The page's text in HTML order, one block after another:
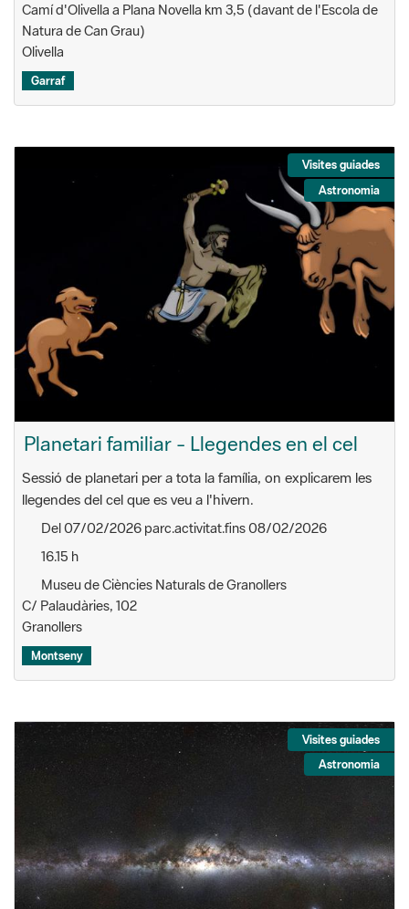
Camí d'Olivella a Plana Novella km 3,5 (davant de l'Escola de
Natura de Can Grau)
Olivella
Garraf
Visites guiades
Astronomia
Planetari familiar - Llegendes en el cel
Sessió de planetari per a tota la família, on explicarem les
llegendes del cel que es veu a l'hivern.
Del 07/02/2026 parc.activitat.fins 08/02/2026
16.15 h
Museu de Ciències Naturals de Granollers
C/ Palaudàries, 102
Granollers
Montseny
Visites guiades
Astronomia